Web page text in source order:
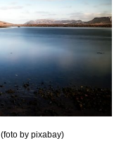
by pixabay)